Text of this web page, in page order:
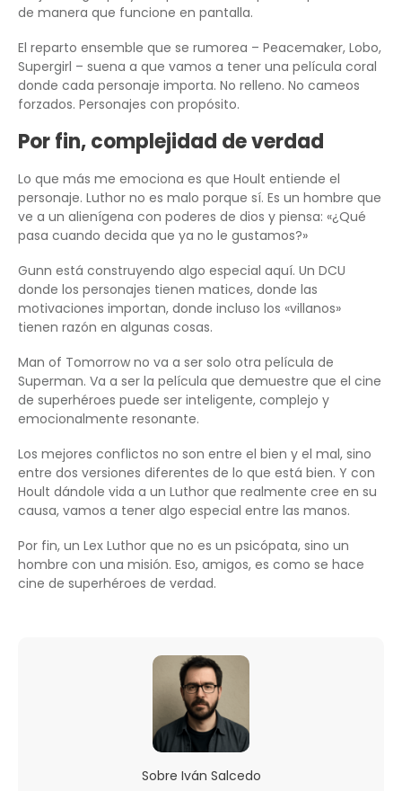
de manera que funcione en pantalla.
El reparto ensemble que se rumorea – Peacemaker, Lobo,
Supergirl – suena a que vamos a tener una película coral
donde cada personaje importa. No relleno. No cameos
forzados. Personajes con propósito.
Por fin, complejidad de verdad
Lo que más me emociona es que Hoult entiende el
personaje. Luthor no es malo porque sí. Es un hombre que
ve a un alienígena con poderes de dios y piensa: «¿Qué
pasa cuando decida que ya no le gustamos?»
Gunn está construyendo algo especial aquí. Un DCU
donde los personajes tienen matices, donde las
motivaciones importan, donde incluso los «villanos»
tienen razón en algunas cosas.
Man of Tomorrow no va a ser solo otra película de
Superman. Va a ser la película que demuestre que el cine
de superhéroes puede ser inteligente, complejo y
emocionalmente resonante.
Los mejores conflictos no son entre el bien y el mal, sino
entre dos versiones diferentes de lo que está bien. Y con
Hoult dándole vida a un Luthor que realmente cree en su
causa, vamos a tener algo especial entre las manos.
Por fin, un Lex Luthor que no es un psicópata, sino un
hombre con una misión. Eso, amigos, es como se hace
cine de superhéroes de verdad.
Sobre Iván Salcedo